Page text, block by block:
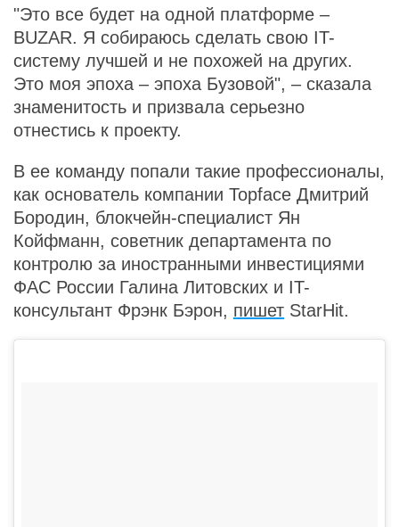
"Это все будет на одной платформе –
BUZAR. Я собираюсь сделать свою IT-
систему лучшей и не похожей на других.
Это моя эпоха – эпоха Бузовой", – сказала
знаменитость и призвала серьезно
отнестись к проекту.
В ее команду попали такие профессионалы,
как основатель компании Topface Дмитрий
Бородин, блокчейн-специалист Ян
Койфманн, советник департамента по
контролю за иностранными инвестициями
ФАС России Галина Литовских и IT-
консультант Фрэнк Бэрон, пишет StarHit.